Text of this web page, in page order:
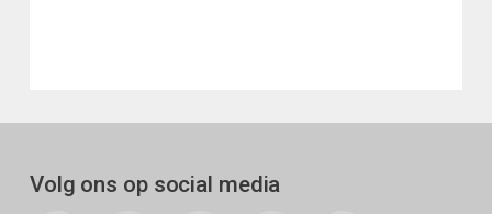
Volg ons op social media